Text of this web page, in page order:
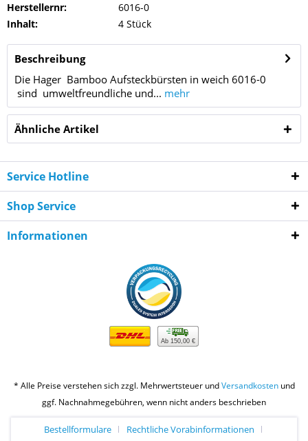
Herstellernr:
6016-0
Inhalt:
4 Stück
Beschreibung
Die Hager Bamboo Aufsteckbürsten in weich 6016-0
sind umweltfreundliche und... mehr
Ähnliche Artikel
Service Hotline
Shop Service
Informationen
Ab 150,00 €
* Alle Preise verstehen sich zzgl. Mehrwertsteuer undVersandkostenund
ggf. Nachnahmegebühren, wenn nicht anders beschrieben
Bestellformulare Rechtliche Vorabinformationen